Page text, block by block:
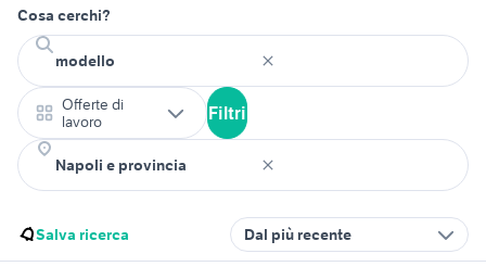
Cosa cerchi?
Offerte di
lavoro
Filtri
Salva ricerca Dal più recente